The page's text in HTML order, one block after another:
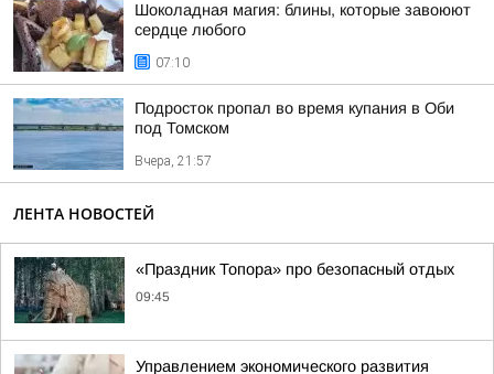
Шоколадная магия: блины, которые завоюют
сердце любого
07:10
Подросток пропал во время купания в Оби
под Томском
Вчера, 21:57
ЛЕНТА НОВОСТЕЙ
«Праздник Топора» про безопасный отдых
09:45
Управлением экономического развития